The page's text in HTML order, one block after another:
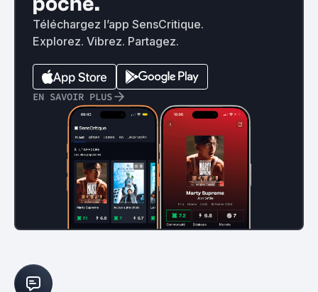
Téléchargez l’app SensCritique.
Explorez. Vibrez. Partagez.
EN SAVOIR PLUS